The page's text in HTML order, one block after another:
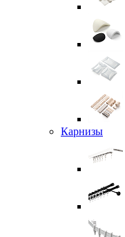
Карнизы